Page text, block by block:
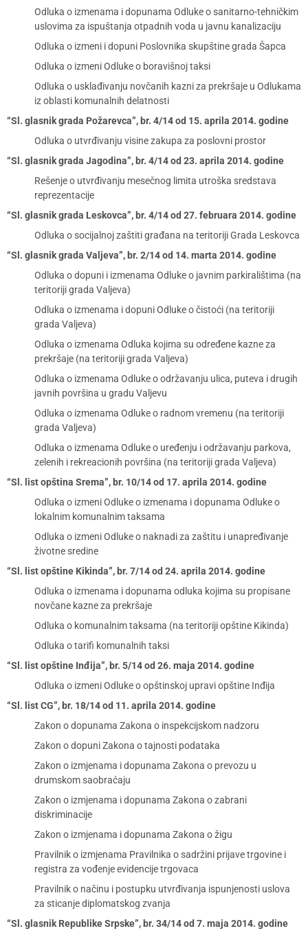
Odluka o izmenama i dopunama Odluke o sanitarno-tehničkim
uslovima za ispuštanja otpadnih voda u javnu kanalizaciju
Odluka o izmeni i dopuni Poslovnika skupštine grada Šapca
Odluka o izmeni Odluke o boravišnoj taksi
Odluka o usklađivanju novčanih kazni za prekršaje u Odlukama
iz oblasti komunalnih delatnosti
“Sl. glasnik grada Požarevca”, br. 4/14 od 15. aprila 2014. godine
Odluka o utvrđivanju visine zakupa za poslovni prostor
“Sl. glasnik grada Jagodina”, br. 4/14 od 23. aprila 2014. godine
Rešenje o utvrđivanju mesečnog limita utroška sredstava
reprezentacije
“Sl. glasnik grada Leskovca”, br. 4/14 od 27. februara 2014. godine
Odluka o socijalnoj zaštiti građana na teritoriji Grada Leskovca
“Sl. glasnik grada Valjeva”, br. 2/14 od 14. marta 2014. godine
Odluka o dopuni i izmenama Odluke o javnim parkiralištima (na
teritoriji grada Valjeva)
Odluka o izmenama i dopuni Odluke o čistoći (na teritoriji
grada Valjeva)
Odluka o izmenama Odluka kojima su određene kazne za
prekršaje (na teritoriji grada Valjeva)
Odluka o izmenama Odluke o održavanju ulica, puteva i drugih
javnih površina u gradu Valjevu
Odluka o izmenama Odluke o radnom vremenu (na teritoriji
grada Valjeva)
Odluka o izmenama Odluke o uređenju i održavanju parkova,
zelenih i rekreacionih površina (na teritoriji grada Valjeva)
“Sl. list opština Srema”, br. 10/14 od 17. aprila 2014. godine
Odluka o izmeni Odluke o izmenama i dopunama Odluke o
lokalnim komunalnim taksama
Odluka o izmeni Odluke o naknadi za zaštitu i unapređivanje
životne sredine
“Sl. list opštine Kikinda”, br. 7/14 od 24. aprila 2014. godine
Odluka o izmenama i dopunama odluka kojima su propisane
novčane kazne za prekršaje
Odluka o komunalnim taksama (na teritoriji opštine Kikinda)
Odluka o tarifi komunalnih taksi
“Sl. list opštine Inđija”, br. 5/14 od 26. maja 2014. godine
Odluka o izmeni Odluke o opštinskoj upravi opštine Inđija
“Sl. list CG”, br. 18/14 od 11. aprila 2014. godine
Zakon o dopunama Zakona o inspekcijskom nadzoru
Zakon o dopuni Zakona o tajnosti podataka
Zakon o izmjenama i dopunama Zakona o prevozu u
drumskom saobraćaju
Zakon o izmjenama i dopunama Zakona o zabrani
diskriminacije
Zakon o izmjenama i dopunama Zakona o žigu
Pravilnik o izmjenama Pravilnika o sadržini prijave trgovine i
registra za vođenje evidencije trgovaca
Pravilnik o načinu i postupku utvrđivanja ispunjenosti uslova
za sticanje diplomatskog zvanja
“Sl. glasnik Republike Srpske”, br. 34/14 od 7. maja 2014. godine